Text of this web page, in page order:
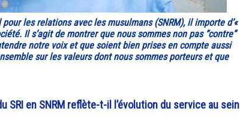
les relations avec les musulmans (SNRM), il importe d’«
Il s’agit de montrer que nous sommes non pas “contre”
notre voix et que soient bien prises en compte aussi
sur les valeurs dont nous sommes porteurs et que
SRI en SNRM reflète-t-il l’évolution du service au sein